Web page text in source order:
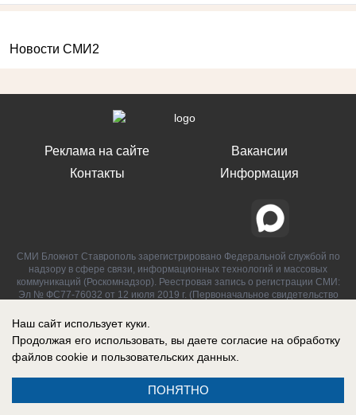
Новости СМИ2
Реклама на сайте
Контакты
Вакансии
Информация
СМИ Блокнот Ставрополь зарегистрировано Федеральной службой по
надзору в сфере связи, информационных технологий и массовых
коммуникаций (Роскомнадзор). Реестровая запись о регистрации СМИ:
Эл № ФС77-76032 от 12 июля 2019 г. (Первоначальное свидетельство
Наш сайт использует куки.
Продолжая его использовать, вы даете согласие на обработку
файлов cookie и пользовательских данных.
ПОНЯТНО